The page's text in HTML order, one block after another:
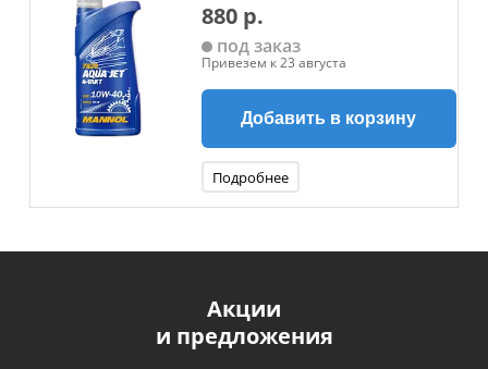
880 р.
под заказ
Привезем к 23 августа
Добавить в корзину
Подробнее
Акции
и предложения